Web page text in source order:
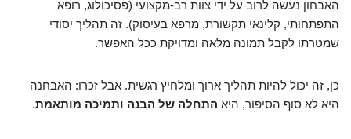
האבחון נעשה לרוב על ידי צוות רב-מקצועי (פסיכולוג, רופא
התפתחותי, קלינאי תקשורת, מרפא בעיסוק). זה תהליך יסודי
שמטרתו לקבל תמונה מלאה ומדויקת ככל האפשר.
כן, זה יכול להיות תהליך ארוך ומלחיץ רגשית. אבל זכרו: האבחנה
היא לא סוף הסיפור, היא התחלה של הבנה ותמיכה מותאמת.